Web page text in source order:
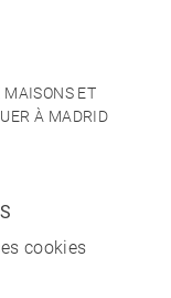
MAISONS ET
À MADRID
cookies